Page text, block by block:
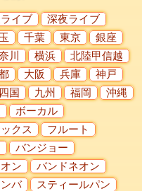
イブ
深夜ライブ
千葉 東京
銀座
川 横浜
北陸甲信越
大阪 兵庫
神戸
四国 九州 福岡
沖縄
ボーカル
クス
フルート
バンジョー
ン
バンドネオン
バ
スティールパン